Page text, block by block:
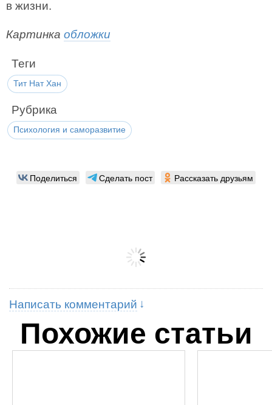
в жизни.
Картинка обложки
Теги
Тит Нат Хан
Рубрика
Психология и саморазвитие
Поделиться Сделать пост Рассказать друзьям
Написать комментарий
Похожие статьи